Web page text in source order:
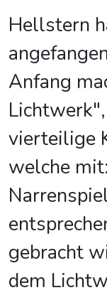
Hellstern
Anfang
vierteilige
welche
gebracht
dem